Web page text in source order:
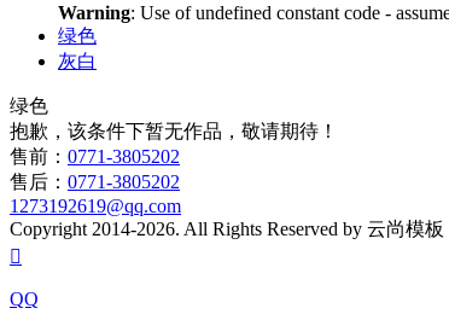
Warning: Use of undefined constant code -
绿色
灰白
绿色
抱歉，该条件下暂无作品，敬请期待！
售前： 0771-3805202
售后： 0771-3805202
1273192619@qq.com
Copyright 2014-2026. All Rights Reserved by 云尚模板

QQ